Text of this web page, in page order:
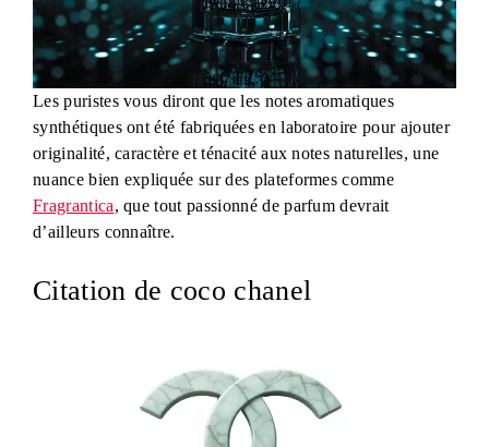
Les puristes vous diront que les notes aromatiques
synthétiques ont été fabriquées en laboratoire pour ajouter
originalité, caractère et ténacité aux notes naturelles, une
nuance bien expliquée sur des plateformes comme
Fragrantica, que tout passionné de parfum devrait
d’ailleurs connaître.
Citation de coco chanel